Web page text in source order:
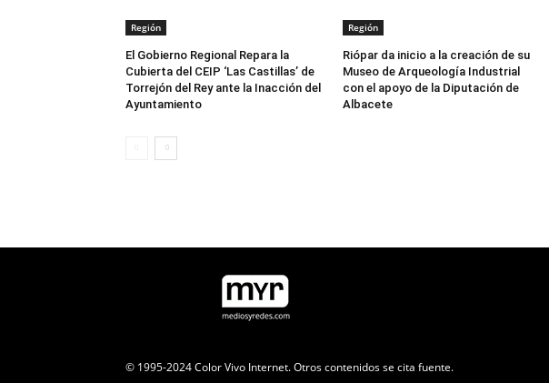
Región
El Gobierno Regional Repara la
Cubierta del CEIP ‘Las Castillas’ de
Torrejón del Rey ante la Inacción del
Ayuntamiento
Región
Riópar da inicio a la creación de su
Museo de Arqueología Industrial
con el apoyo de la Diputación de
Albacete
© 1995-2024 Color Vivo Internet. Otros contenidos se cita fuente.